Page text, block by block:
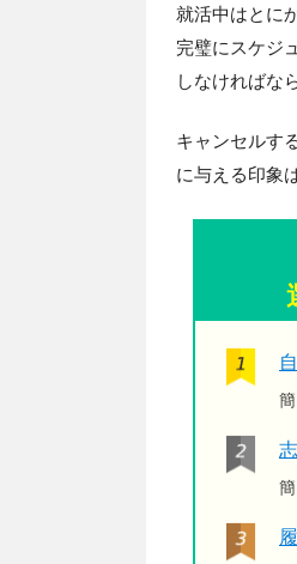
就活中はとに
完璧にスケジ
しなければな
キャンセルす
に与える印象